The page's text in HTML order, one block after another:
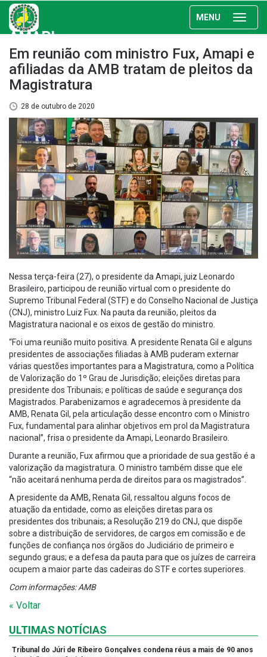
MENU
AMAPI
Em reunião com ministro Fux, Amapi e
afiliadas da AMB tratam de pleitos da
Magistratura
28 de outubro de 2020
Nessa terça-feira (27), o presidente da Amapi, juiz Leonardo
Brasileiro, participou de reunião virtual com o presidente do
Supremo Tribunal Federal (STF) e do Conselho Nacional de Justiça
(CNJ), ministro Luiz Fux. Na pauta da reunião, pleitos da
Magistratura nacional e os eixos de gestão do ministro.
“Foi uma reunião muito positiva. A presidente Renata Gil e alguns
presidentes de associações filiadas à AMB puderam externar
várias questões importantes para a Magistratura, como a Política
de Valorização do 1º Grau de Jurisdição; eleições diretas para
presidente dos Tribunais; e políticas de saúde e segurança dos
Magistrados. Parabenizamos e agradecemos à presidente da
AMB, Renata Gil, pela articulação desse encontro com o Ministro
Fux, fundamental para alinhar objetivos em prol da Magistratura
nacional”, frisa o presidente da Amapi, Leonardo Brasileiro.
Durante a reunião, Fux afirmou que a prioridade de sua gestão é a
valorização da magistratura. O ministro também disse que ele
“não aceitará nenhuma perda de direitos para os magistrados”.
A presidente da AMB, Renata Gil, ressaltou alguns focos de
atuação da entidade, como as eleições diretas para os
presidentes dos tribunais; a Resolução 219 do CNJ, que dispõe
sobre a distribuição de servidores, de cargos em comissão e de
funções de confiança nos órgãos do Judiciário de primeiro e
segundo graus; e a defesa da pauta para que os juízes de carreira
ocupem a maior parte das cadeiras do STF e cortes superiores.
Com informações: AMB
« Voltar
ULTIMAS NOTÍCIAS
Tribunal do Júri de Ribeiro Gonçalves condena réus a mais de 90 anos